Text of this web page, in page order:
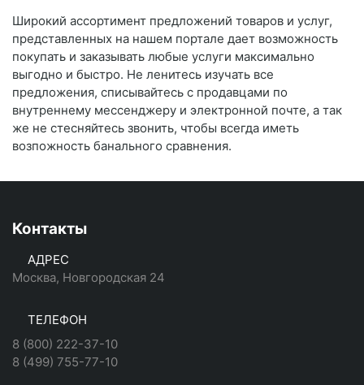
Широкий ассортимент предложений товаров и услуг,
представленных на нашем портале дает возможность
покупать и заказывать любые услуги максимально
выгодно и быстро. Не ленитесь изучать все
предложения, списывайтесь с продавцами по
внутреннему мессенджеру и электронной почте, а так
же не стесняйтесь звонить, чтобы всегда иметь
возпожность банального сравнения.
Контакты
АДРЕС
Москва, Новгородская 24
ТЕЛЕФОН
8 (800) 222-37-10
8 (499) 755-77-10